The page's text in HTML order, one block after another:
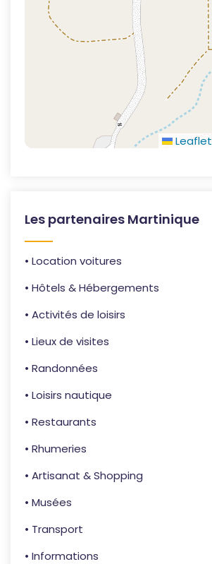
Leaflet
Les partenaires Martinique
• Location voitures
• Hôtels & Hébergements
• Activités de loisirs
• Lieux de visites
• Randonnées
• Loisirs nautique
• Restaurants
• Rhumeries
• Artisanat & Shopping
• Musées
• Transport
• Informations